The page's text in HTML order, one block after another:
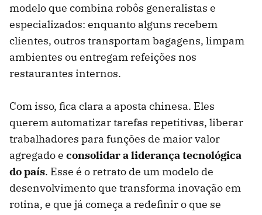
modelo que combina robôs generalistas e
especializados: enquanto alguns recebem
clientes, outros transportam bagagens, limpam
ambientes ou entregam refeições nos
restaurantes internos.
Com isso, fica clara a aposta chinesa. Eles
querem automatizar tarefas repetitivas, liberar
trabalhadores para funções de maior valor
agregado e consolidar a liderança tecnológica
do país. Esse é o retrato de um modelo de
desenvolvimento que transforma inovação em
rotina, e que já começa a redefinir o que se